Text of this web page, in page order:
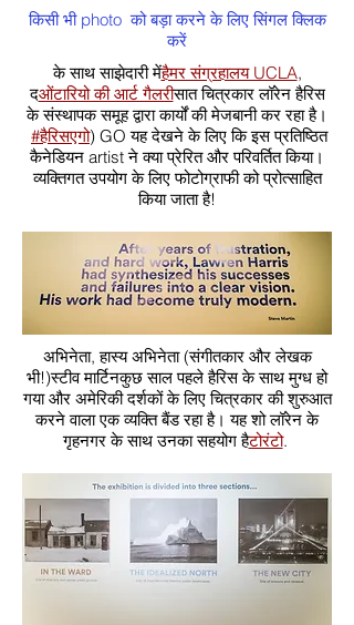
किसी भी photo को बड़ा करने के लिए सिंगल क्लिक
करें
के साथ साझेदारी मेंहैमर संग्रहालय UCLA,
दओंटारियो की आर्ट गैलरीसात चित्रकार लॉरेन हैरिस
के संस्थापक समूह द्वारा कार्यों की मेजबानी कर रहा है।
#हैरिसएगो) GO यह देखने के लिए कि इस प्रतिष्ठित
कैनेडियन artist ने क्या प्रेरित और परिवर्तित किया।
व्यक्तिगत उपयोग के लिए फोटोग्राफी को प्रोत्साहित
किया जाता है!
अभिनेता, हास्य अभिनेता (संगीतकार और लेखक
भी!)स्टीव मार्टिनकुछ साल पहले हैरिस के साथ मुग्ध हो
गया और अमेरिकी दर्शकों के लिए चित्रकार की शुरुआत
करने वाला एक व्यक्ति बैंड रहा है। यह शो लॉरेन के
गृहनगर के साथ उनका सहयोग हैटोरंटो.